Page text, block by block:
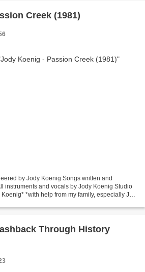
Creek (1981)
by Jody Koenig Songs written and
instruments and vocals by Jody Koenig Studio
*with help from my family, especially Joe
Through History